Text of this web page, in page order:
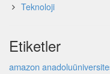
Teknoloji
Etiketler
amazon